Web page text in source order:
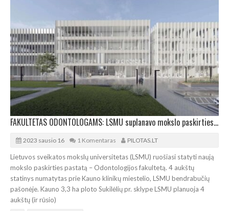
FAKULTETAS ODONTOLOGAMS: LSMU suplanavo mokslo paskirties pastato statybą
2023 sausio 16 1 Komentaras PILOTAS.LT
Lietuvos sveikatos mokslų universitetas (LSMU) ruošiasi statyti naują
mokslo paskirties pastatą – Odontologijos fakultetą. 4 aukštų
statinys numatytas prie Kauno klinikų miestelio, LSMU bendrabučių
pašonėje. Kauno 3,3 ha ploto Sukilėlių pr. sklype LSMU planuoja 4
aukštų (ir rūsio)